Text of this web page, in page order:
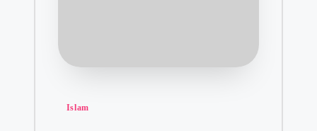
Posted
Islam